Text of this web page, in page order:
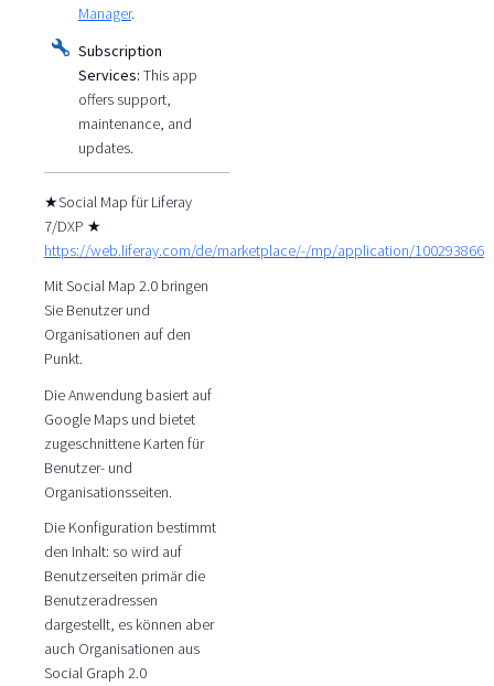
Manager.
Subscription
Services: This app
offers support,
maintenance, and
updates.
★Social Map für Liferay
7/DXP ★
https://web.liferay.com/de/marketplace/-/mp/application/100293866
Mit Social Map 2.0 bringen
Sie Benutzer und
Organisationen auf den
Punkt.
Die Anwendung basiert auf
Google Maps und bietet
zugeschnittene Karten für
Benutzer- und
Organisationsseiten.
Die Konfiguration bestimmt
den Inhalt: so wird auf
Benutzerseiten primär die
Benutzeradressen
dargestellt, es können aber
auch Organisationen aus
Social Graph 2.0